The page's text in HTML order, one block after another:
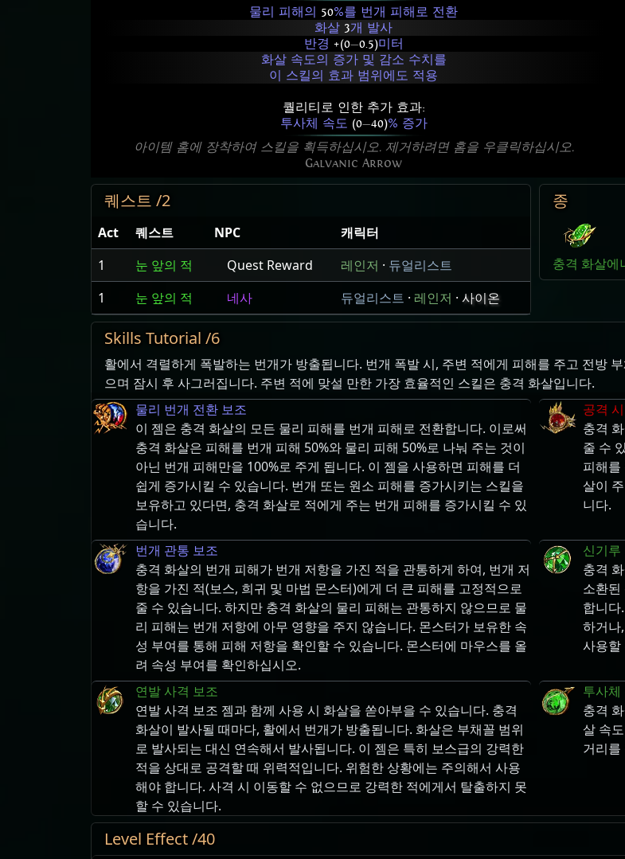
물리 피해의 50%를 번개 피해로 전환
화살 3개 발사
반경 +(0—0.5)미터
화살 속도의 증가 및 감소 수치를
이 스킬의 효과 범위에도 적용
퀄리티로 인한 추가 효과:
투사체 속도 (0—40)% 증가
아이템 홈에 장착하여 스킬을 획득하십시오. 제거하려면 홈을 우클릭하십시오.
Galvanic Arrow
퀘스트 /2
Act 퀘스트 NPC
캐릭터
1
눈 앞의 적 Quest Reward 레인저 · 듀얼리스트
1
눈 앞의 적 네사 듀얼리스트 · 레인저 · 사이온
종
충격 화살에
Skills Tutorial /6
활에서 격렬하게 폭발하는 번개가 방출됩니다. 번개 폭발 시, 주변 적에게 피해를 주고 전방
으며 잠시 후 사그러집니다. 주변 적에 맞설 만한 가장 효율적인 스킬은 충격 화살입니다.
물리 번개 전환 보조
이 젬은 충격 화살의 모든 물리 피해를 번개 피해로 전환합니다. 이로써
충격 화살은 피해를 번개 피해 50%와 물리 피해 50%로 나눠 주는 것이
아닌 번개 피해만을 100%로 주게 됩니다. 이 젬을 사용하면 피해를 더
쉽게 증가시킬 수 있습니다. 번개 또는 원소 피해를 증가시키는 스킬을
보유하고 있다면, 충격 화살로 적에게 주는 번개 피해를 증가시킬 수 있
습니다.
공격
충격
줄 수
피해를
살이
니다.
번개 관통 보조
충격 화살의 번개 피해가 번개 저항을 가진 적을 관통하게 하여, 번개 저
항을 가진 적(보스, 희귀 및 마법 몬스터)에게 더 큰 피해를 고정적으로
줄 수 있습니다. 하지만 충격 화살의 물리 피해는 관통하지 않으므로 물
리 피해는 번개 저항에 아무 영향을 주지 않습니다. 몬스터가 보유한 속
성 부여를 통해 피해 저항을 확인할 수 있습니다. 몬스터에 마우스를 올
려 속성 부여를 확인하십시오.
신기루
충격
소환
합니다
하거나
사용할
연발 사격 보조
연발 사격 보조 젬과 함께 사용 시 화살을 쏟아부을 수 있습니다. 충격
화살이 발사될 때마다, 활에서 번개가 방출됩니다. 화살은 부채꼴 범위
로 발사되는 대신 연속해서 발사됩니다. 이 젬은 특히 보스급의 강력한
적을 상대로 공격할 때 위력적입니다. 위험한 상황에는 주의해서 사용
해야 합니다. 사격 시 이동할 수 없으므로 강력한 적에게서 탈출하지 못
할 수 있습니다.
투사체
충격
살 속
거리를
Level Effect /40